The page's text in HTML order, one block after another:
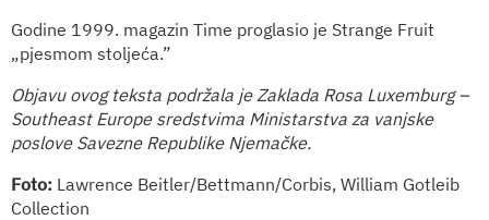
Godine 1999. magazin Time proglasio je Strange Fruit
„pjesmom stoljeća.”
Objavu ovog teksta podržala je Zaklada Rosa Luxemburg –
Southeast Europe sredstvima Ministarstva za vanjske
poslove Savezne Republike Njemačke.
Foto: Lawrence Beitler/Bettmann/Corbis, William Gotleib
Collection